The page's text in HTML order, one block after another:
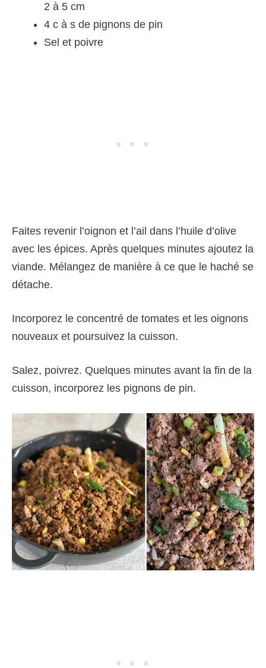
2 à 5 cm
4 c à s de pignons de pin
Sel et poivre
Faites revenir l’oignon et l’ail dans l’huile d’olive
avec les épices. Après quelques minutes ajoutez la
viande. Mélangez de manière à ce que le haché se
détache.
Incorporez le concentré de tomates et les oignons
nouveaux et poursuivez la cuisson.
Salez, poivrez. Quelques minutes avant la fin de la
cuisson, incorporez les pignons de pin.